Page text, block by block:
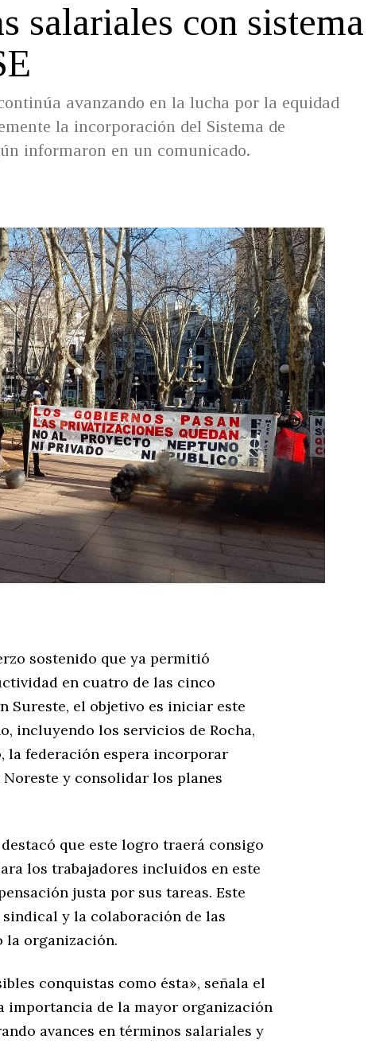
salariales con sistema
avanzando en la lucha por la equidad
la incorporación del Sistema de
informaron en un comunicado.
sostenido que ya permitió
en cuatro de las cinco
Sureste, el objetivo es iniciar este
incluyendo los servicios de Rocha,
la federación espera incorporar
y consolidar los planes
que este logro traerá consigo
los trabajadores incluidos en este
justa por sus tareas. Este
y la colaboración de las
organización.
conquistas como ésta», señala el
importancia de la mayor organización
avances en términos salariales y